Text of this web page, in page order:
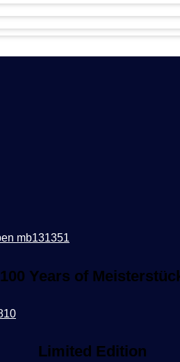
100 Years of
Limited Edition